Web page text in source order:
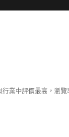
業中評價最高，瀏覽